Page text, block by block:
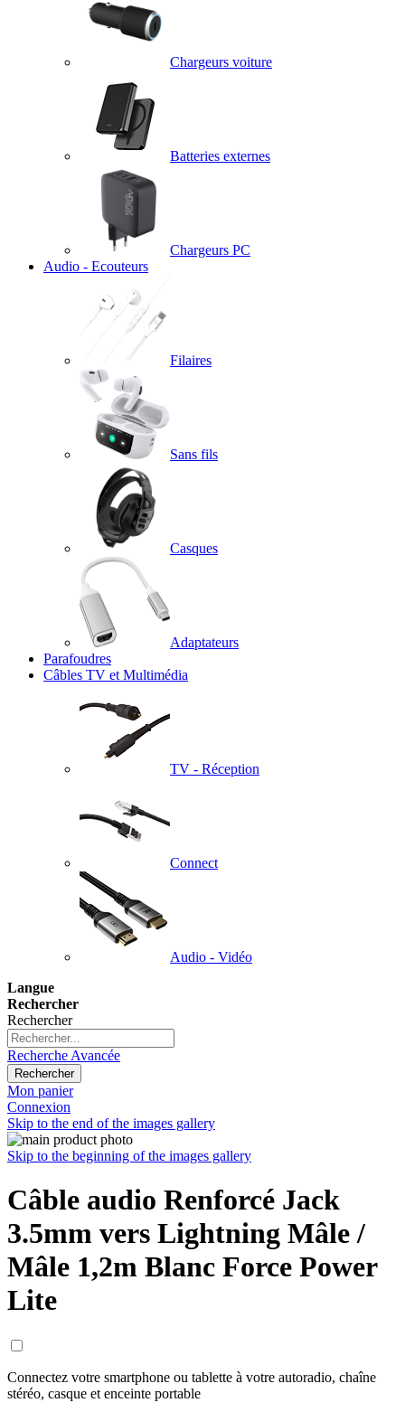
Chargeurs voiture
Batteries externes
Chargeurs PC
Audio - Ecouteurs
Filaires
Sans fils
Casques
Adaptateurs
Parafoudres
Câbles TV et Multimédia
TV - Réception
Connect
Audio - Vidéo
Langue
Rechercher
Rechercher
Recherche Avancée
Rechercher
Mon panier
Connexion
Skip to the end of the images gallery
Skip to the beginning of the images gallery
Câble audio Renforcé Jack
3.5mm vers Lightning Mâle /
Mâle 1,2m Blanc Force Power
Lite
Connectez votre smartphone ou tablette à votre autoradio, chaîne
stéréo, casque et enceinte portable